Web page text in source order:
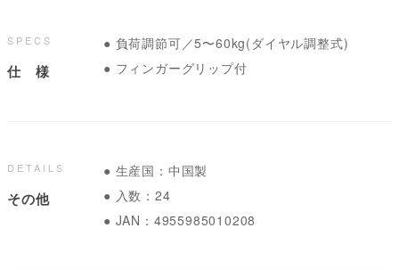
SPECS
仕 様
● 負荷調節可／5〜60kg(ダイヤル調整式)
● フィンガーグリップ付
DETAILS
その他
● 生産国：中国製
● 入数：24
● JAN：4955985010208